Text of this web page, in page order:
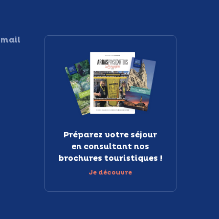
Préparez votre séjour
en consultant nos
brochures touristiques !
Je découvre